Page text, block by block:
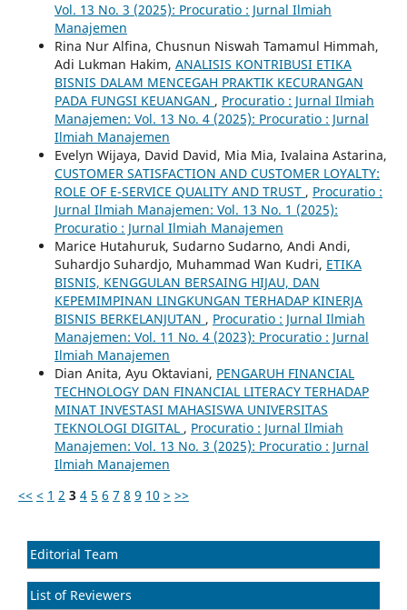
Vol. 13 No. 3 (2025): Procuratio : Jurnal Ilmiah
Manajemen
Rina Nur Alfina, Chusnun Niswah Tamamul Himmah,
Adi Lukman Hakim, ANALISIS KONTRIBUSI ETIKA
BISNIS DALAM MENCEGAH PRAKTIK KECURANGAN
PADA FUNGSI KEUANGAN , Procuratio : Jurnal Ilmiah
Manajemen: Vol. 13 No. 4 (2025): Procuratio : Jurnal
Ilmiah Manajemen
Evelyn Wijaya, David David, Mia Mia, Ivalaina Astarina,
CUSTOMER SATISFACTION AND CUSTOMER LOYALTY:
ROLE OF E-SERVICE QUALITY AND TRUST , Procuratio :
Jurnal Ilmiah Manajemen: Vol. 13 No. 1 (2025):
Procuratio : Jurnal Ilmiah Manajemen
Marice Hutahuruk, Sudarno Sudarno, Andi Andi,
Suhardjo Suhardjo, Muhammad Wan Kudri, ETIKA
BISNIS, KENGGULAN BERSAING HIJAU, DAN
KEPEMIMPINAN LINGKUNGAN TERHADAP KINERJA
BISNIS BERKELANJUTAN , Procuratio : Jurnal Ilmiah
Manajemen: Vol. 11 No. 4 (2023): Procuratio : Jurnal
Ilmiah Manajemen
Dian Anita, Ayu Oktaviani, PENGARUH FINANCIAL
TECHNOLOGY DAN FINANCIAL LITERACY TERHADAP
MINAT INVESTASI MAHASISWA UNIVERSITAS
TEKNOLOGI DIGITAL , Procuratio : Jurnal Ilmiah
Manajemen: Vol. 13 No. 3 (2025): Procuratio : Jurnal
Ilmiah Manajemen
<< < 1 2 3 4 5 6 7 8 9 10 > >>
Editorial Team
List of Reviewers